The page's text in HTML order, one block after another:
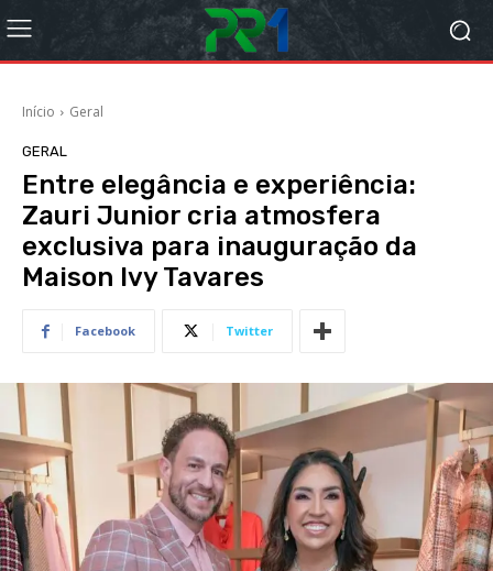
Início Geral
GERAL
Entre elegância e experiência:
Zauri Junior cria atmosfera
exclusiva para inauguração da
Maison Ivy Tavares
Facebook Twitter